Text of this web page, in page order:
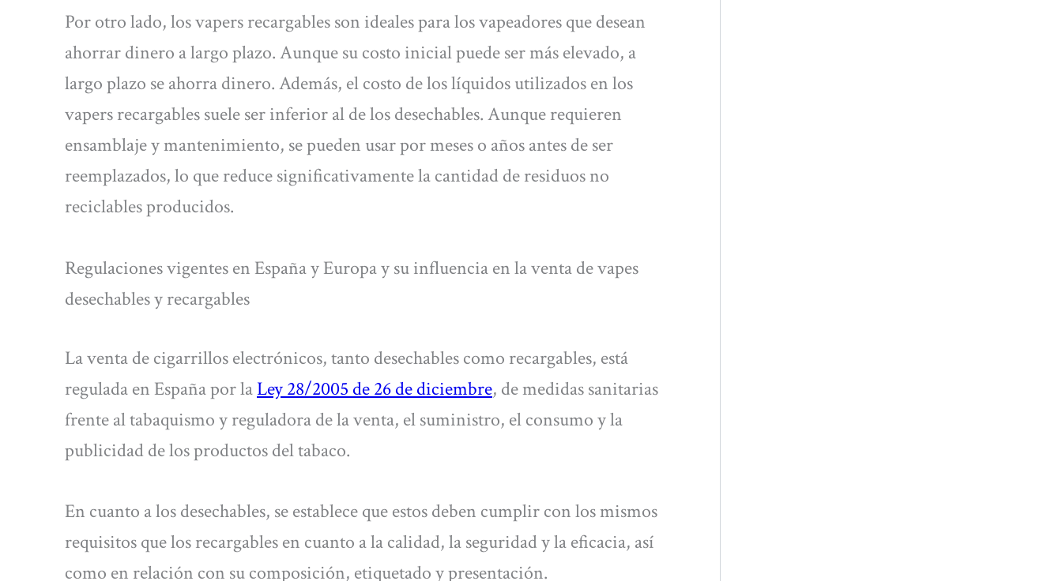
Por otro lado, los vapers recargables son ideales para los vapeadores que desean
ahorrar dinero a largo plazo. Aunque su costo inicial puede ser más elevado, a
largo plazo se ahorra dinero. Además, el costo de los líquidos utilizados en los
vapers recargables suele ser inferior al de los desechables. Aunque requieren
ensamblaje y mantenimiento, se pueden usar por meses o años antes de ser
reemplazados, lo que reduce significativamente la cantidad de residuos no
reciclables producidos.
Regulaciones vigentes en España y Europa y su influencia en la venta de vapes
desechables y recargables
La venta de cigarrillos electrónicos, tanto desechables como recargables, está
regulada en España por laLey 28/2005 de 26 de diciembre, de medidas sanitarias
frente al tabaquismo y reguladora de la venta, el suministro, el consumo y la
publicidad de los productos del tabaco.
En cuanto a los desechables, se establece que estos deben cumplir con los mismos
requisitos que los recargables en cuanto a la calidad, la seguridad y la eficacia, así
como en relación con su composición, etiquetado y presentación.